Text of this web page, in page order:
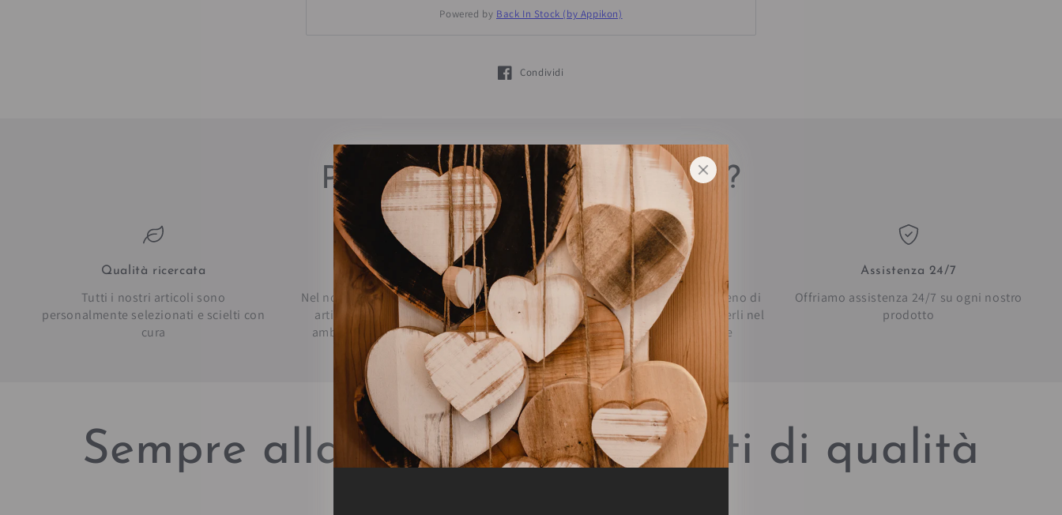
Powered by Back In Stock (by Appikon)
Condividi
Si apre in una nuova finestra.
Perché scegliere Tessil Casa?
Qualità ricercata
Tutti i nostri articoli sono
personalmente selezionati e scielti con
cura
Per tutti gli ambienti
Nel nostro catalogo sono disponibili
articoli di arredamento per ogni
ambiente domestico o aziendale
Spedizioni veloci
Tutti gli ordini sono evasi in meno di
24h in modo che tu possa riceverli nel
più breve tempo possibilie
Assistenza 24/7
Offriamo assistenza 24/7 su ogni nostro
prodotto
Sempre alla ricerca di prodotti di qualità